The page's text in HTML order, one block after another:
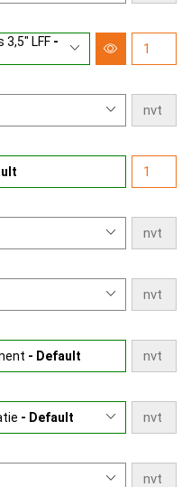
3,5" LFF -
- Default
- Default